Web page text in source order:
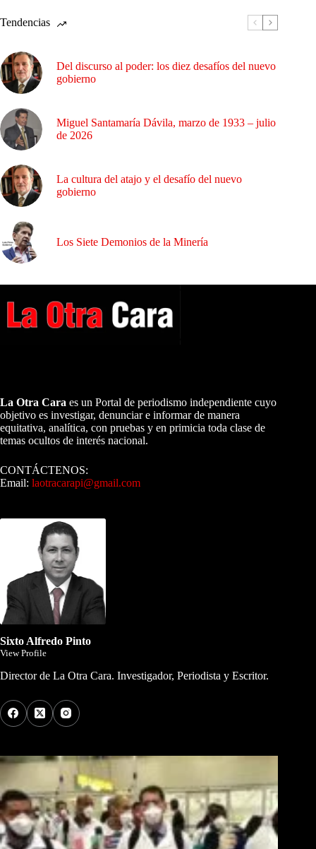
Tendencias
Del discurso al poder: los diez desafíos del nuevo
gobierno
Miguel Santamaría Dávila, marzo de 1933 – julio
de 2026
La cultura del atajo y el desafío del nuevo
gobierno
Los Siete Demonios de la Minería
La Otra Cara es un Portal de periodismo independiente cuyo
objetivo es investigar, denunciar e informar de manera
equitativa, analítica, con pruebas y en primicia toda clase de
temas ocultos de interés nacional.
CONTÁCTENOS:
Email: laotracarapi@gmail.com
Sixto Alfredo Pinto
View Profile
Director de La Otra Cara. Investigador, Periodista y Escritor.